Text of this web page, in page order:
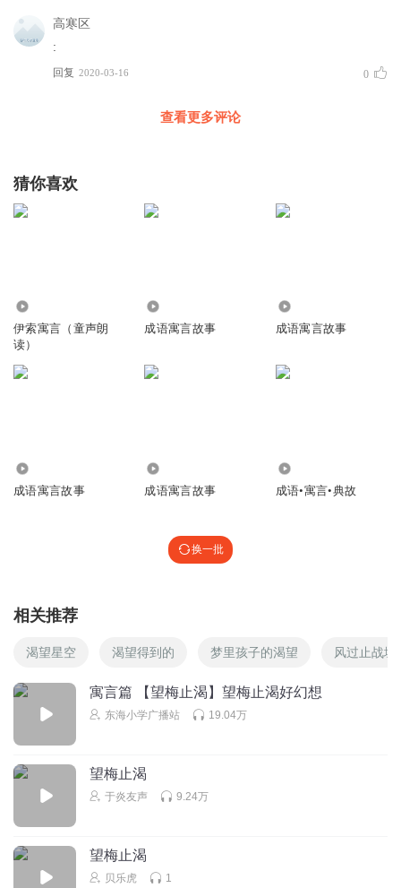
高寒区
:
回复 2020-03-16 0
查看更多评论
猜你喜欢
伊索寓言（童声朗
读）
成语寓言故事 成语寓言故事
成语寓言故事 成语寓言故事 成语•寓言•典故
换一批
相关推荐
渴望星空 渴望得到的 梦里孩子的渴望 风过止战城
寓言篇 【望梅止渴】望梅止渴好幻想
东海小学广播站 19.04万
望梅止渴
于炎友声 9.24万
望梅止渴
贝乐虎 1